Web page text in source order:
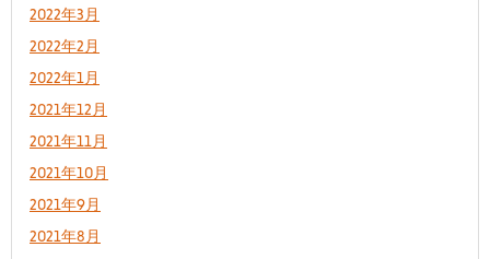
2022年3月
2022年2月
2022年1月
2021年12月
2021年11月
2021年10月
2021年9月
2021年8月